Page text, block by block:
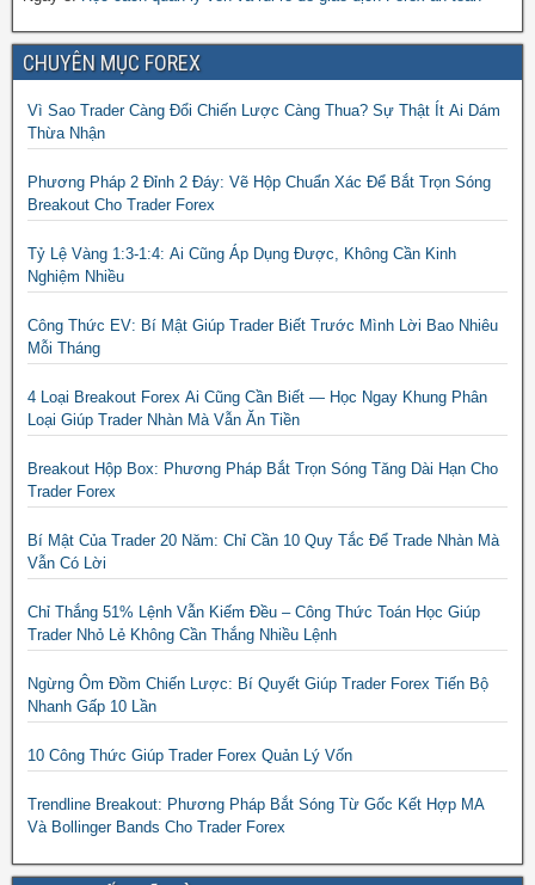
CHUYÊN MỤC FOREX
Vì Sao Trader Càng Đổi Chiến Lược Càng Thua? Sự Thật Ít Ai Dám
Thừa Nhận
Phương Pháp 2 Đỉnh 2 Đáy: Vẽ Hộp Chuẩn Xác Để Bắt Trọn Sóng
Breakout Cho Trader Forex
Tỷ Lệ Vàng 1:3-1:4: Ai Cũng Áp Dụng Được, Không Cần Kinh
Nghiệm Nhiều
Công Thức EV: Bí Mật Giúp Trader Biết Trước Mình Lời Bao Nhiêu
Mỗi Tháng
4 Loại Breakout Forex Ai Cũng Cần Biết — Học Ngay Khung Phân
Loại Giúp Trader Nhàn Mà Vẫn Ăn Tiền
Breakout Hộp Box: Phương Pháp Bắt Trọn Sóng Tăng Dài Hạn Cho
Trader Forex
Bí Mật Của Trader 20 Năm: Chỉ Cần 10 Quy Tắc Để Trade Nhàn Mà
Vẫn Có Lời
Chỉ Thắng 51% Lệnh Vẫn Kiếm Đều – Công Thức Toán Học Giúp
Trader Nhỏ Lẻ Không Cần Thắng Nhiều Lệnh
Ngừng Ôm Đồm Chiến Lược: Bí Quyết Giúp Trader Forex Tiến Bộ
Nhanh Gấp 10 Lần
10 Công Thức Giúp Trader Forex Quản Lý Vốn
Trendline Breakout: Phương Pháp Bắt Sóng Từ Gốc Kết Hợp MA
Và Bollinger Bands Cho Trader Forex